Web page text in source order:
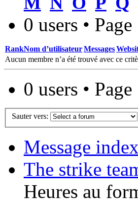
0 users • Page
RankNom d’utilisateurMessages
Aucun membre n’a été trouvé avec ce
0 users • Page
Sauter vers:
Message index
The strike
Heures au